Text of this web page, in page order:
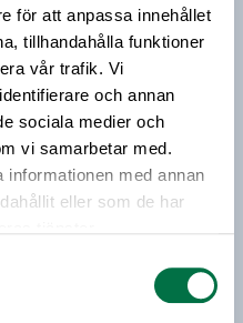
för att anpassa innehållet
tillhandahålla funktioner
vår trafik. Vi
och annan
sociala medier och
vi samarbetar med.
med annan
eller som de har
gånger i månaden och
för
svenska
dig till vårt
från Livsmedelsföretagen